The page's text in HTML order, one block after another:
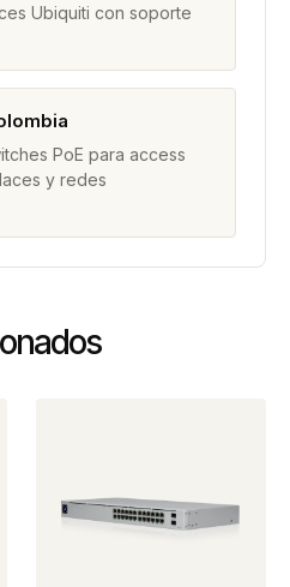
Ubiquiti con soporte
PoE para access
y redes